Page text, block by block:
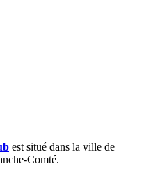
est situé dans la ville de
Comté.